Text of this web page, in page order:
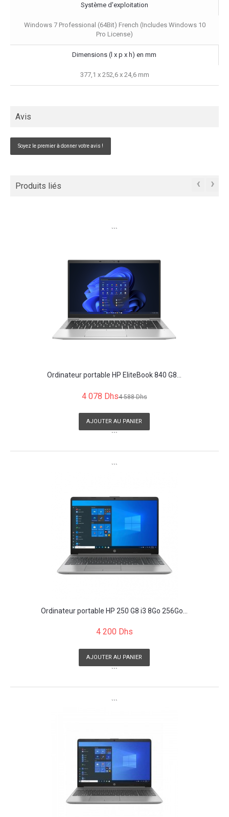
Système d'exploitation
Windows 7 Professional (64Bit) French (Includes Windows 10
Pro License)
Dimensions (l x p x h) en mm
377,1 x 252,6 x 24,6 mm
Avis
Soyez le premier à donner votre avis !
Produits liés ‹ ›
```
Ordinateur portable HP EliteBook 840 G8...
4 078 Dhs4 588 Dhs
AJOUTER AU PANIER
```
```
Ordinateur portable HP 250 G8 i3 8Go 256Go...
4 200 Dhs
AJOUTER AU PANIER
```
```